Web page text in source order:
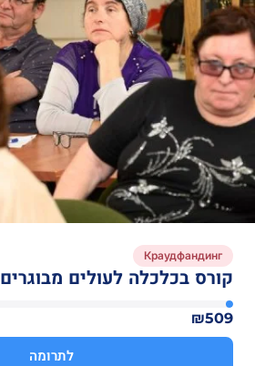
Краудфандинг
קורס בכלכלה לעולים מבוגרים
₪509
לתרומה